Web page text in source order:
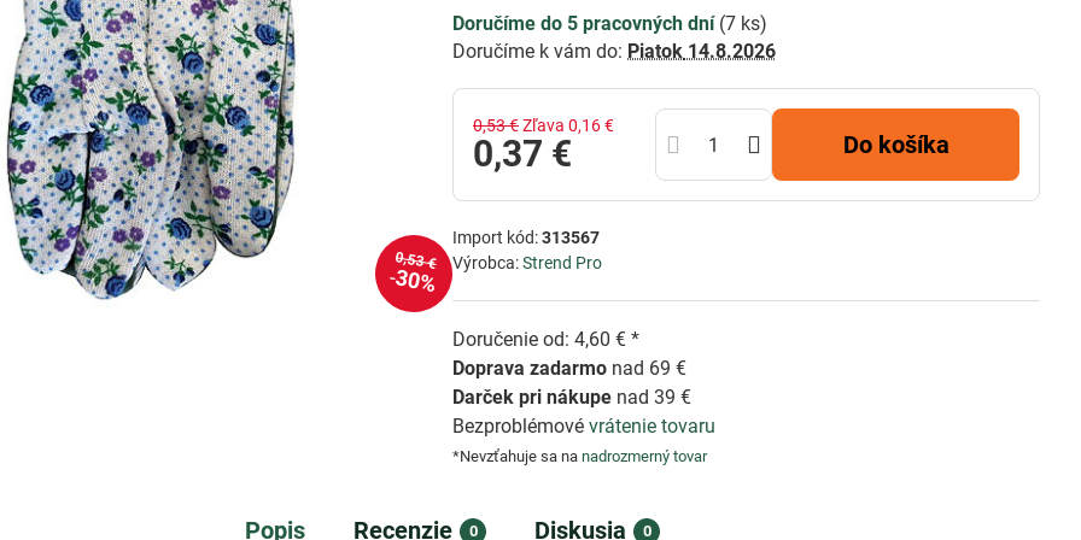
0,53 €
30%
Doručíme do 5 pracovných dní (7 ks)
Doručíme k vám do: Piatok 14.8.2026
0,53 € Zľava 0,16 €
0,37 € Do košíka
Import kód:313567
Výrobca:Strend Pro
Doručenie od: 4,60 € *
Doprava zadarmo nad 69 €
Darček pri nákupe nad 39 €
Bezproblémovévrátenie tovaru
*Nevzťahuje sa nanadrozmerný tovar
Popis Recenzie 0 Diskusia 0